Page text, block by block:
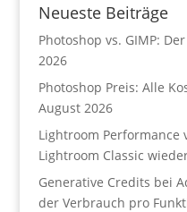
Neueste Beiträge
Photoshop vs. GIMP:
2026
Photoshop Preis: Alle
August 2026
Lightroom Performance
Lightroom Classic
Generative Credits bei
der Verbrauch pro